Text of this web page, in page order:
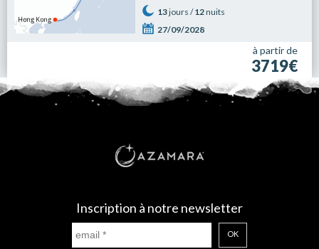
13jours /12nuits
27/09/2028
à partir de
3719€
Inscription à notre newsletter
OK